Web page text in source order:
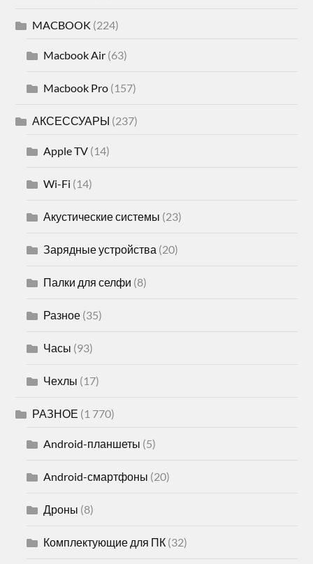
MACBOOK (224)
Macbook Air (63)
Macbook Pro (157)
АКСЕССУАРЫ (237)
Apple TV (14)
Wi-Fi (14)
Акустические системы (23)
Зарядные устройства (20)
Палки для селфи (8)
Разное (35)
Часы (93)
Чехлы (17)
РАЗНОЕ (1 770)
Android-планшеты (5)
Android-смартфоны (20)
Дроны (8)
Комплектующие для ПК (32)